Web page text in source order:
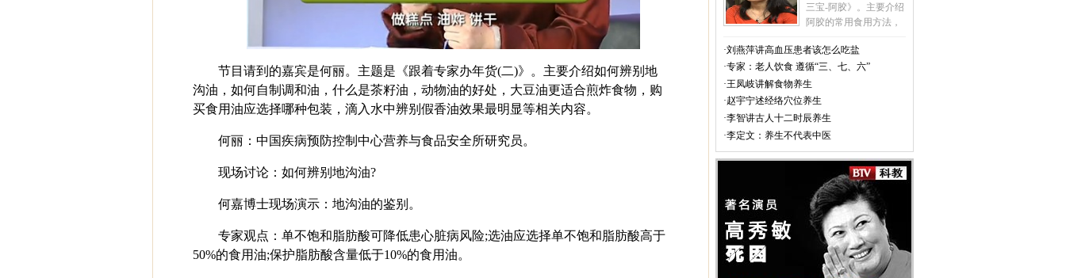
节目请到的嘉宾是何丽。主题是《跟着专家办年货(二)》。主要介绍如何辨别地
沟油，如何自制调和油，什么是茶籽油，动物油的好处，大豆油更适合煎炸食物，购
买食用油应选择哪种包装，滴入水中辨别假香油效果最明显等相关内容。
何丽：中国疾病预防控制中心营养与食品安全所研究员。
现场讨论：如何辨别地沟油?
何嘉博士现场演示：地沟油的鉴别。
专家观点：单不饱和脂肪酸可降低患心脏病风险;选油应选择单不饱和脂肪酸高于
50%的食用油;保护脂肪酸含量低于10%的食用油。
三宝-阿胶》。主要介绍
阿胶的常用食用方法，
何辨别真假阿胶，不宜
食用阿胶的人群，甜甜
圈的制作方法等相关内
容[详情]
·刘燕萍讲高血压患者该怎么吃盐
·专家：老人饮食 遵循“三、七、六”
·王凤岐讲解食物养生
·赵宇宁述经络穴位养生
·李智讲古人十二时辰养生
·李定文：养生不代表中医